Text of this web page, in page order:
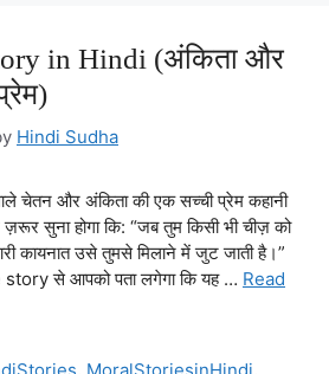
in Hindi (अंकिता और
Hindi Sudha
चेतन और अंकिता की एक सच्ची प्रेम कहानी
सुना होगा कि: “जब तुम किसी भी चीज़ को
कायनात उसे तुमसे मिलाने में जुट जाती है।”
से आपको पता लगेगा कि यह … Read